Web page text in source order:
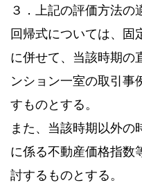
３．上記の評価方法
回帰式については、固
に併せて、当該時期の
ンション一室の取引事
すものとする。
また、当該時期以外
に係る不動産価格指数
討するものとする。